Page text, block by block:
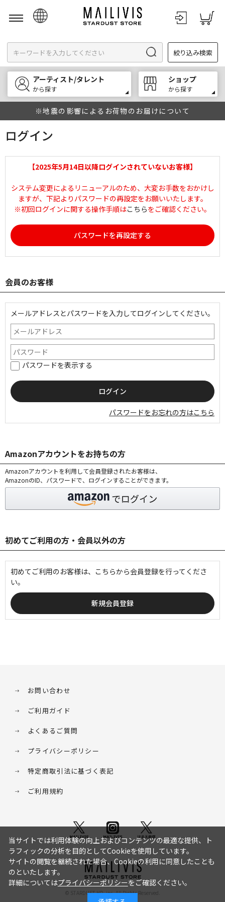
English
한국어
中文
絞り込み検索
アーティスト/タレント
から探す
ショップ
から探す
※地震の影響によるお荷物のお届けについて
ログイン
【2025年5月14日以降ログインされていないお客様】
システム変更によるリニューアルのため、大変お手数をおかけし
ますが、下記よりパスワードの再設定をお願いいたします。
※初回ログインに関する操作手順はこちらをご確認ください。
パスワードを再設定する
会員のお客様
メールアドレスとパスワードを入力してログインしてください。
パスワードを表示する
パスワードをお忘れの方はこちら
Amazonアカウントをお持ちの方
Amazonアカウントを利用して会員登録されたお客様は、
AmazonのID、パスワードで、ログインすることができます。
初めてご利用の方・会員以外の方
初めてご利用のお客様は、こちらから会員登録を行ってくださ
い。
お問い合わせ
ご利用ガイド
よくあるご質問
プライバシーポリシー
特定商取引法に基づく表記
ご利用規約
© STARDUST HD. inc. All Rights Reserved.
当サイトでは利用体験の向上およびコンテンツの最適な提供、ト
ラフィックの分析を目的としてCookieを使用しています。
サイトの閲覧を継続された場合、Cookieの利用に同意したことも
のといたします。
詳細についてはプライバシーポリシーをご確認ください。